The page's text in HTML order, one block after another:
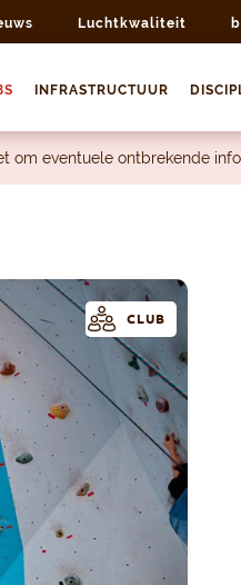
Luchtkwaliteit
INFRASTRUCTUUR
om eventuele ontbrekende
CLUB